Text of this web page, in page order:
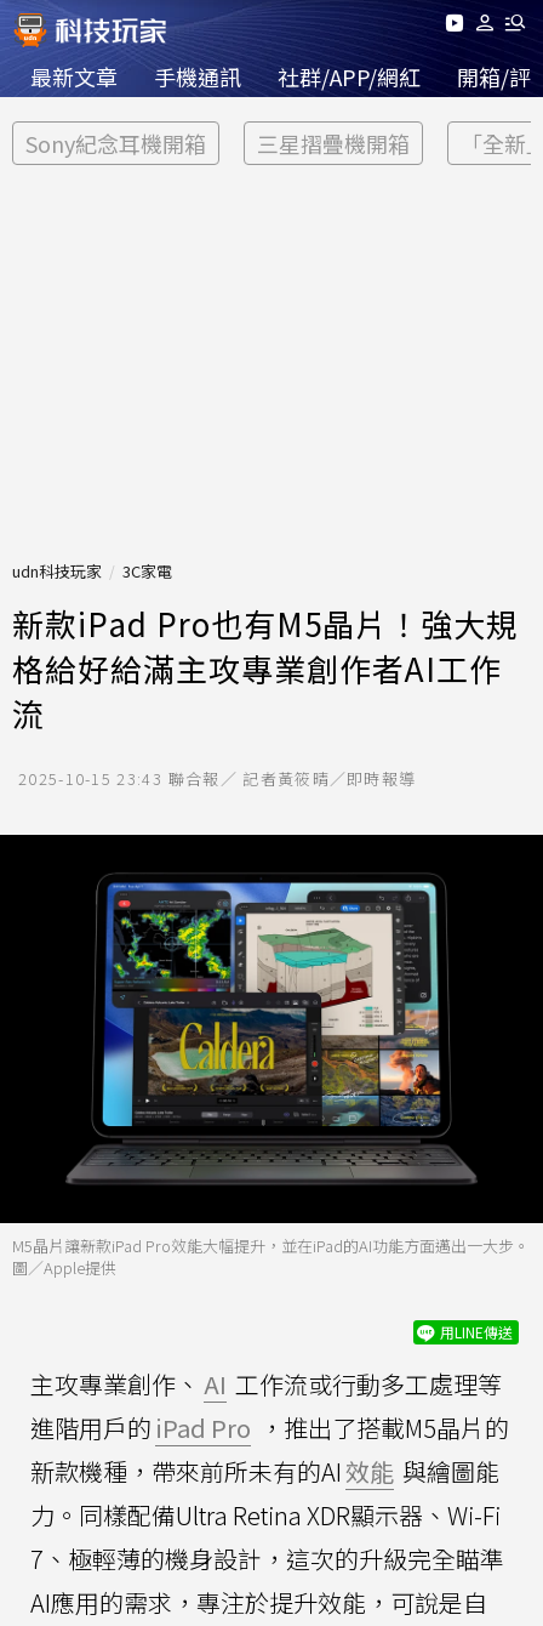
最新文章 手機通訊 社群/APP/網紅 開箱/評
Sony紀念耳機開箱 三星摺疊機開箱 「全新
udn科技玩家 3C家電
新款iPad Pro也有M5晶片！強大規
格給好給滿主攻專業創作者AI工作
流
2025-10-15 23:43 聯合報／ 記者黃筱晴／即時報導
M5晶片讓新款iPad Pro效能大幅提升，並在iPad的AI功能方面邁出一大步。
圖／Apple提供
用LINE傳送
主攻專業創作、 AI 工作流或行動多工處理等
進階用戶的 iPad Pro ，推出了搭載M5晶片的
新款機種，帶來前所未有的AI 效能 與繪圖能
力。同樣配備Ultra Retina XDR顯示器、Wi-Fi
7、極輕薄的機身設計，這次的升級完全瞄準
AI應用的需求，專注於提升效能，可說是自